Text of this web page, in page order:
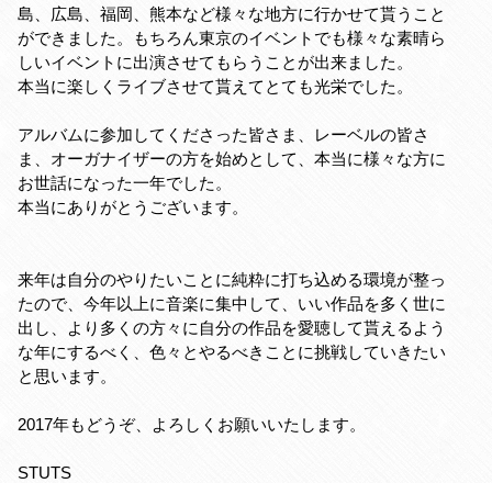
島、広島、福岡、熊本など様々な地方に行かせて貰うこと
ができました。もちろん東京のイベントでも様々な素晴ら
しいイベントに出演させてもらうことが出来ました。
本当に楽しくライブさせて貰えてとても光栄でした。
アルバムに参加してくださった皆さま、レーベルの皆さ
ま、オーガナイザーの方を始めとして、本当に様々な方に
お世話になった一年でした。
本当にありがとうございます。
来年は自分のやりたいことに純粋に打ち込める環境が整っ
たので、今年以上に音楽に集中して、いい作品を多く世に
出し、より多くの方々に自分の作品を愛聴して貰えるよう
な年にするべく、色々とやるべきことに挑戦していきたい
と思います。
2017年もどうぞ、よろしくお願いいたします。
STUTS